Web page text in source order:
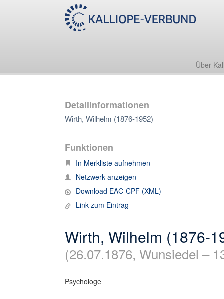
Über
Detailinformationen
Wirth, Wilhelm (1876-1952)
Funktionen
In Merkliste aufnehmen
Netzwerk anzeigen
Download EAC-CPF (XML)
Link zum Eintrag
Wirth, Wilhelm (1876-
(26.07.1876, Wunsiedel –
Psychologe